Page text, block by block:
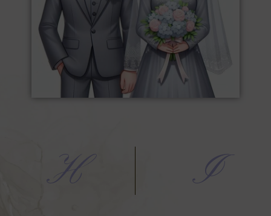
H I